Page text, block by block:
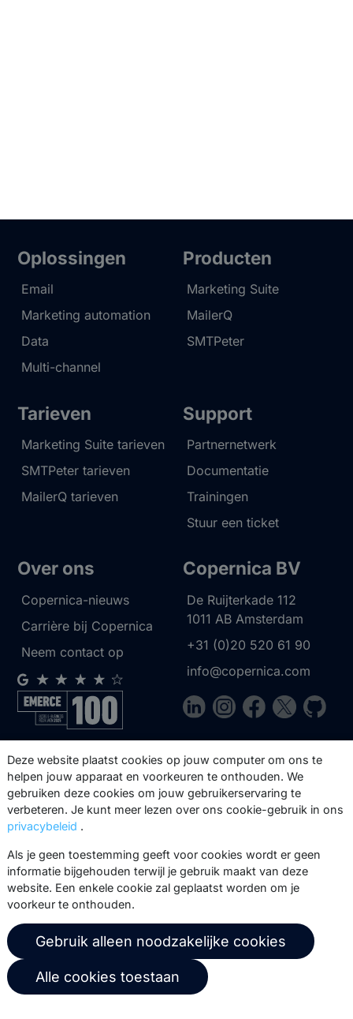
Oplossingen
Email
Marketing automation
Data
Multi-channel
Producten
Marketing Suite
MailerQ
SMTPeter
Tarieven
Marketing Suite tarieven
SMTPeter tarieven
MailerQ tarieven
Support
Partnernetwerk
Documentatie
Trainingen
Stuur een ticket
Over ons
Copernica-nieuws
Carrière bij Copernica
Neem contact op
Copernica BV
De Ruijterkade 112
1011 AB Amsterdam
+31 (0)20 520 61 90
info@copernica.com
Via onze nieuwsbrief blijf je op de
hoogte van onze product updates,
events, webinars, best practices en
whitepapers.
Abonneer
© 2026 Copernica B.V.
Algemene voorwaarden
Privacybeleid
Gebruikersovereenkomst
Deze website plaatst cookies op jouw computer om ons te
helpen jouw apparaat en voorkeuren te onthouden. We
gebruiken deze cookies om jouw gebruikerservaring te
verbeteren. Je kunt meer lezen over ons cookie-gebruik in ons
privacybeleid .
Als je geen toestemming geeft voor cookies wordt er geen
informatie bijgehouden terwijl je gebruik maakt van deze
website. Een enkele cookie zal geplaatst worden om je
voorkeur te onthouden.
Gebruik alleen noodzakelijke cookies
Alle cookies toestaan